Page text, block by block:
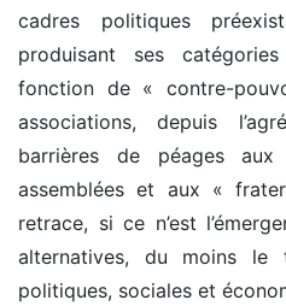
cadres politiques
produisant ses
fonction de « contre-
associations, depuis
barrières de péages aux
assemblées et aux «
retrace, si ce n’est
alternatives, du moins le
politiques, sociales et